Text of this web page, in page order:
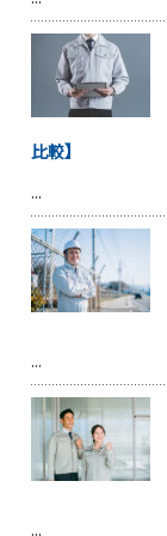
比較】
...
...
...